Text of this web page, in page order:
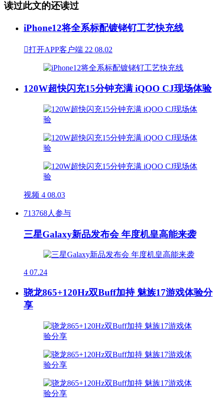
读过此文的还读过
iPhone12将全系标配镀铑钌工艺快充线
打开APP客户端 22 08.02
120W超快闪充15分钟充满 iQOO CJ现场体验
视频 4 08.03
713768人参与
三星Galaxy新品发布会 年度机皇高能来袭
4 07.24
骁龙865+120Hz双Buff加持 魅族17游戏体验分
享